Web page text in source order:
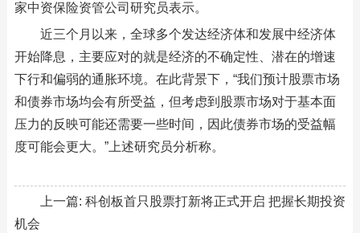
家中资保险资管公司研究员表示。
近三个月以来，全球多个发达经济体和发展中经济体
开始降息，主要应对的就是经济的不确定性、潜在的增速
下行和偏弱的通胀环境。在此背景下，“我们预计股票市场
和债券市场均会有所受益，但考虑到股票市场对于基本面
压力的反映可能还需要一些时间，因此债券市场的受益幅
度可能会更大。”上述研究员分析称。
上一篇: 科创板首只股票打新将正式开启 把握长期投资
机会